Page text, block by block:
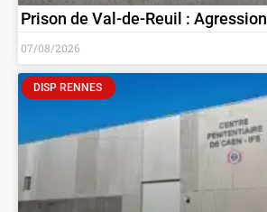
Prison de Val-de-Reuil : Agression
07/08/2026
DISP RENNES